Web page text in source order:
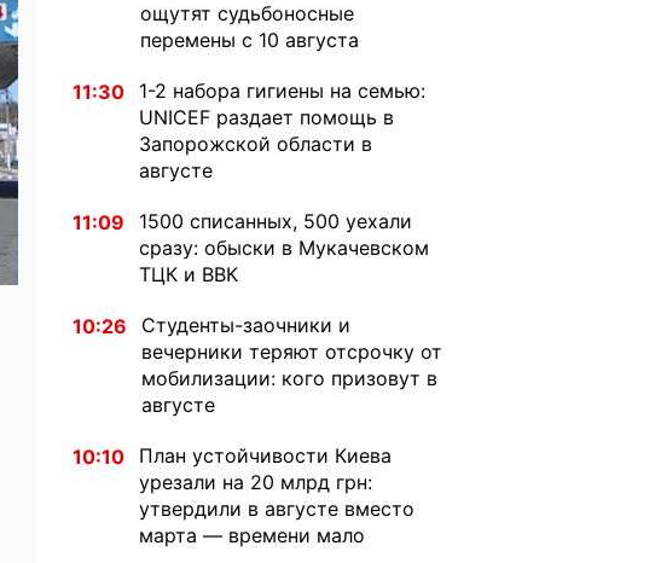
ощутят судьбоносные
перемены с 10 августа
11:30
1-2 набора гигиены на семью:
UNICEF раздает помощь в
Запорожской области в
августе
11:09
1500 списанных, 500 уехали
сразу: обыски в Мукачевском
ТЦК и ВВК
10:26
Студенты-заочники и
вечерники теряют отсрочку от
мобилизации: кого призовут в
августе
10:10
План устойчивости Киева
урезали на 20 млрд грн:
утвердили в августе вместо
марта — времени мало